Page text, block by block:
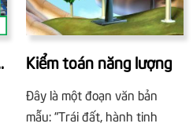
Kiểm toán năng lượng
Đây là một đoạn văn bản
mẫu: “Trái đất, hành tinh